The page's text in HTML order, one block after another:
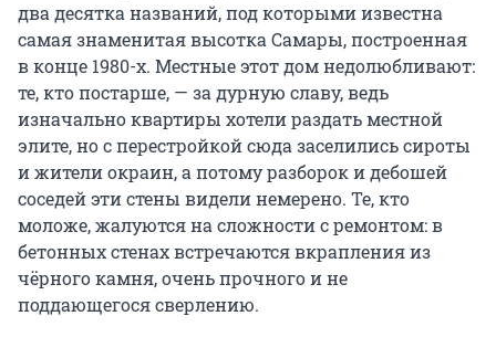
два десятка названий, под которыми известна
самая знаменитая высотка Самары, построенная
в конце 1980-х. Местные этот дом недолюбливают:
те, кто постарше, — за дурную славу, ведь
изначально квартиры хотели раздать местной
элите, но с перестройкой сюда заселились сироты
и жители окраин, а потому разборок и дебошей
соседей эти стены видели немерено. Те, кто
моложе, жалуются на сложности с ремонтом: в
бетонных стенах встречаются вкрапления из
чёрного камня, очень прочного и не
поддающегося сверлению.